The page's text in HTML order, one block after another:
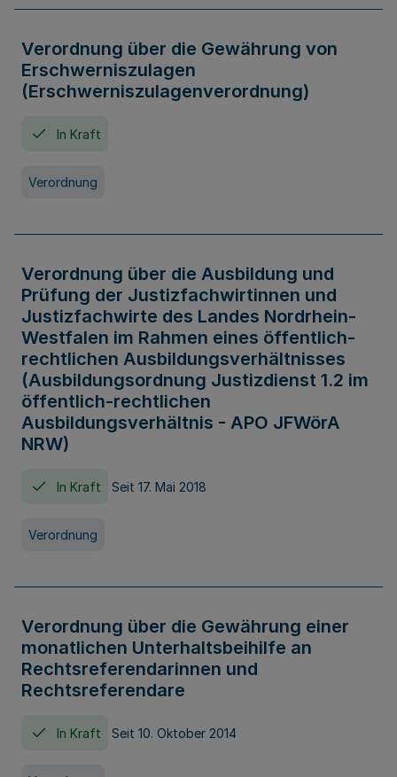
Verordnung über die Gewährung von
Erschwerniszulagen
(Erschwerniszulagenverordnung)
In Kraft
Verordnung
Verordnung über die Ausbildung und
Prüfung der Justizfachwirtinnen und
Justizfachwirte des Landes Nordrhein-
Westfalen im Rahmen eines öffentlich-
rechtlichen Ausbildungsverhältnisses
(Ausbildungsordnung Justizdienst 1.2 im
öffentlich-rechtlichen
Ausbildungsverhältnis - APO JFWörA
NRW)
In Kraft Seit 17. Mai 2018
Verordnung
Verordnung über die Gewährung einer
monatlichen Unterhaltsbeihilfe an
Rechtsreferendarinnen und
Rechtsreferendare
In Kraft Seit 10. Oktober 2014